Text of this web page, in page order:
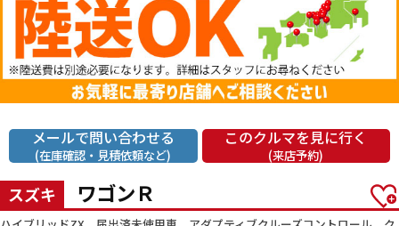
メールで問い合わせる
(在庫確認・見積依頼など)
このクルマを見に行く
(来店予約)
スズキ ワゴンＲ